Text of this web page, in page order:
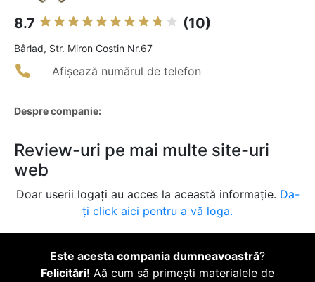
8.7 (10)
Bârlad, Str. Miron Costin Nr.67
Afișează numărul de telefon
Despre companie:
Review-uri pe mai multe site-uri
web
Doar userii logați au acces la această informație. Da-
ți click aici pentru a vă loga.
Este acesta compania dumneavoastră?
Felicitări! Aă cum să primești materialele de